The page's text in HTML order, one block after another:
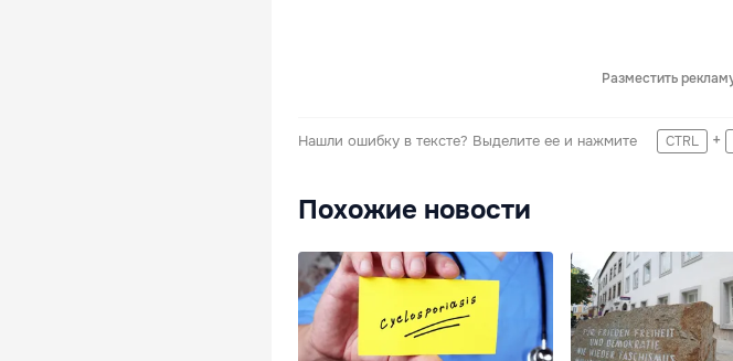
Разместить
Нашли ошибку в тексте? Выделите ее и нажмите CTRL +
Похожие новости